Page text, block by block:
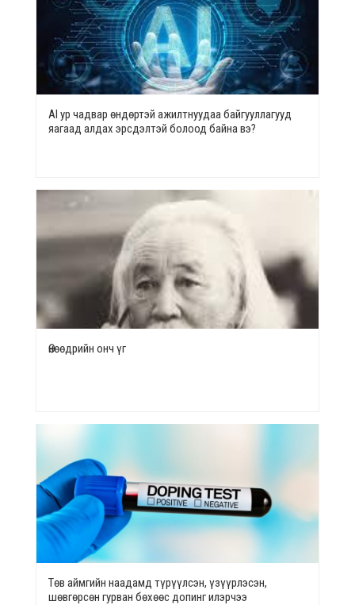
AI ур чадвар өндөртэй ажилтнуудаа байгууллагууд
яагаад алдах эрсдэлтэй болоод байна вэ?
Өнөөдрийн онч үг
Төв аймгийн наадамд түрүүлсэн, үзүүрлэсэн,
шөвгөрсөн гурван бөхөөс допинг илэрчээ